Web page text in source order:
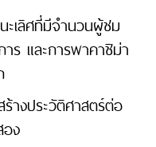
ะเลิศที่มีจำนวนผู้ชม
ร และการพาคาชิม่า
างประวัติศาสตร์ต่อ
อง